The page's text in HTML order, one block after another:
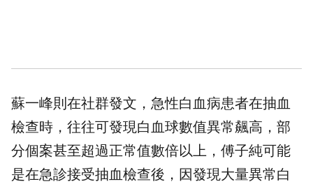
蘇一峰則在社群發文，急性白血病患者在抽血
檢查時，往往可發現白血球數值異常飆高，部
分個案甚至超過正常值數倍以上，傅子純可能
是在急診接受抽血檢查後，因發現大量異常白